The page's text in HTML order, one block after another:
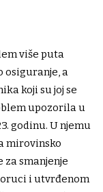
više puta
osiguranje, a
koji su joj se
upozorila u
godinu. U njemu
mirovinsko
smanjenje
i utvrđenom